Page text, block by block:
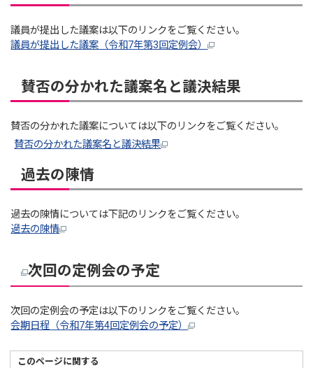
議員が提出した議案は以下のリンクをご覧ください。
議員が提出した議案（令和7年第3回定例会）
賛否の分かれた議案名と議決結果
賛否の分かれた議案については以下のリンクをご覧ください。
賛否の分かれた議案名と議決結果
過去の陳情
過去の陳情については下記のリンクをご覧ください。
過去の陳情
次回の定例会の予定
次回の定例会の予定は以下のリンクをご覧ください。
会期日程（令和7年第4回定例会の予定）
このページに関する